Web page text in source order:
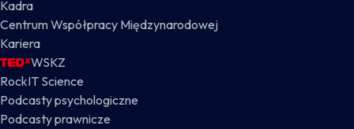
Kadra
Centrum Współpracy Międzynarodowej
Kariera
WSKZ
RockIT Science
Podcasty psychologiczne
Podcasty prawnicze